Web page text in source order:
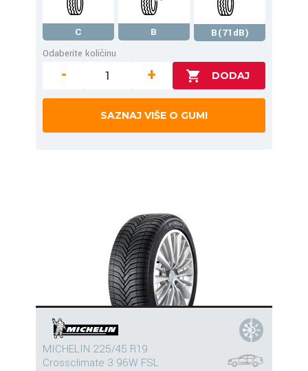
C B
B(71dB)
Odaberite količinu
- +
SAZNAJ VIŠE O GUMI
MICHELIN 225/45 R19
Crossclimate 3 96W FSL